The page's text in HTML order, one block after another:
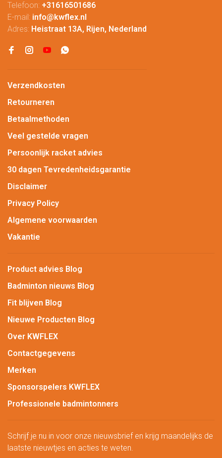
Telefoon: +31616501686
E-mail: info@kwflex.nl
Adres: Heistraat 13A, Rijen, Nederland
Verzendkosten
Retourneren
Betaalmethoden
Veel gestelde vragen
Persoonlijk racket advies
30 dagen Tevredenheidsgarantie
Disclaimer
Privacy Policy
Algemene voorwaarden
Vakantie
Product advies Blog
Badminton nieuws Blog
Fit blijven Blog
Nieuwe Producten Blog
Over KWFLEX
Contactgegevens
Merken
Sponsorspelers KWFLEX
Professionele badmintonners
Schrijf je nu in voor onze nieuwsbrief en krijg maandelijks de
laatste nieuwtjes en acties te weten.